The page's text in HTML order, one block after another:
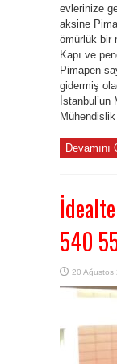
evlerinize
aksine
ömürlük bir
Kapı ve
Pimapen
gidermiş
Devamını
540
20 Ağustos